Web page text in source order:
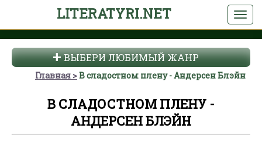
LITERATYRI.NET
ВЫБЕРИ ЛЮБИМЫЙ ЖАНР
Главная В сладостном плену - Андерсен Блэйн
В СЛАДОСТНОМ ПЛЕНУ -
АНДЕРСЕН БЛЭЙН